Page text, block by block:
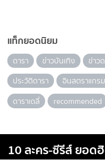
แท็กยอดนิยม
ดารา ข่าวบันเทิง ข่าว
ประวัติดารา
อินสตราแกร
ดาราเดลี่
recommended
10 ละคร-ซีรีส์ ยอด